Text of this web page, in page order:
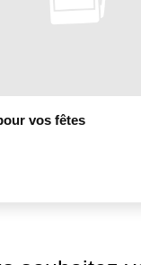
vos fêtes